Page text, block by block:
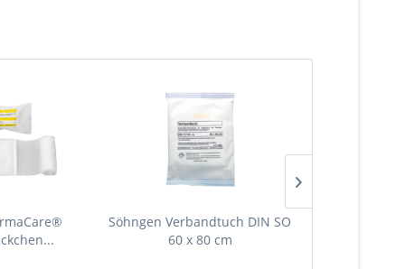
Söhngen Verbandtuch DIN SO
60 x 80 cm